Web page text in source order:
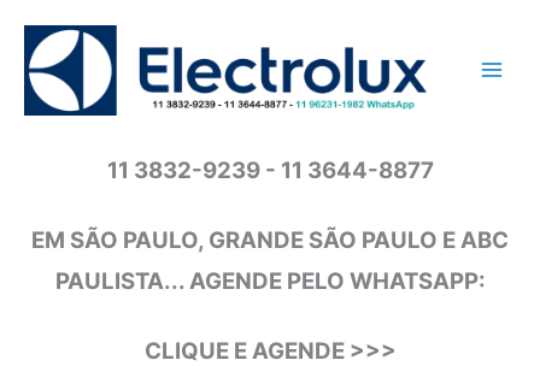
conteúdo
11 3832-9239 - 11 3644-8877
EM SÃO PAULO, GRANDE SÃO PAULO E ABC
PAULISTA... AGENDE PELO WHATSAPP:
CLIQUE E AGENDE >>>